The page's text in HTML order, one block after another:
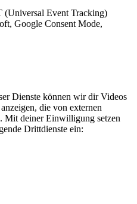
(Universal Event Tracking)
Google Consent Mode,
Dienste können wir dir Videos
die von externen
Mit deiner Einwilligung setzen
Drittdienste ein: